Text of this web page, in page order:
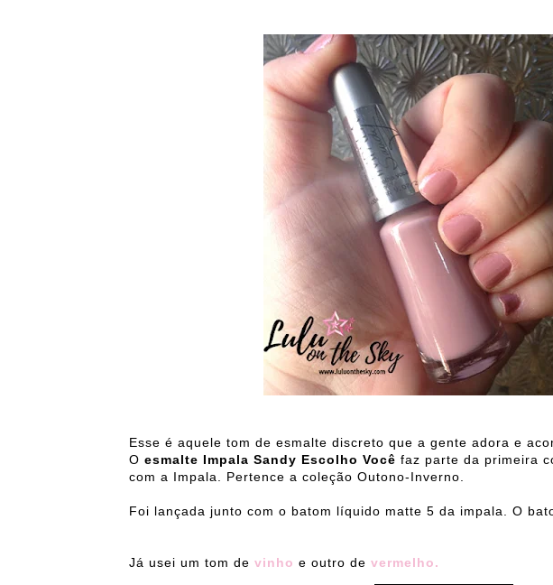
Esse é aquele tom de esmalte discreto que a gente adora e
O esmalte Impala Sandy Escolho Você faz parte da primeira
com a Impala. Pertence a coleção Outono-Inverno.
Foi lançada junto com o batom líquido matte 5 da impala. O
Já usei um tom de vinho e outro de vermelho.